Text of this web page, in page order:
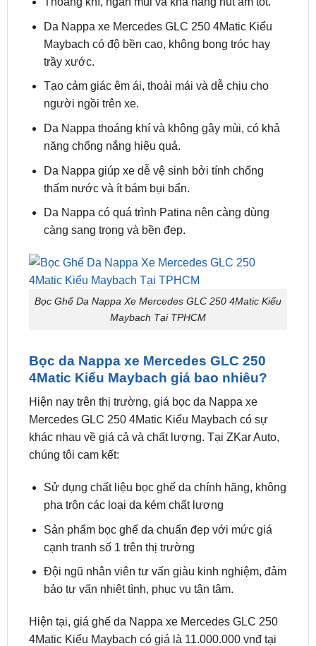
Maybach có độ bền cao, không bong tróc hay
trầy xước.
Tạo cảm giác êm ái, thoải mái và dễ chịu cho
người ngồi trên xe.
Da Nappa thoáng khí và không gây mùi, có khả
năng chống nắng hiệu quả.
Da Nappa giúp xe dễ vệ sinh bởi tính chống
thấm nước và ít bám bụi bẩn.
Da Nappa có quá trình Patina nên càng dùng
càng sang trọng và bền đẹp.
Bọc Ghế Da Nappa Xe Mercedes GLC 250 4Matic Kiểu
Maybach Tại TPHCM
Bọc da Nappa xe Mercedes GLC 250
Hiện nay trên thị trường, giá bọc da Nappa xe
Mercedes GLC 250 4Matic Kiểu Maybach có sự
khác nhau về giá cả và chất lượng. Tại ZKar Auto,
chúng tôi cam kết:
Sử dụng chất liệu bọc ghế da chính hãng, không
Sản phẩm bọc ghế da chuẩn đẹp với mức giá
cạnh tranh số 1 trên thị trường
Đội ngũ nhân viên tư vấn giàu kinh nghiệm, đảm
bảo tư vấn nhiệt tình, phục vụ tận tâm.
Hiện tại, giá ghế da Nappa xe Mercedes GLC 250
ZKar Auto. Liên hệ ngay số điện thoại
0949.60.3979để được hỗ trợ tư vấn và báo giá